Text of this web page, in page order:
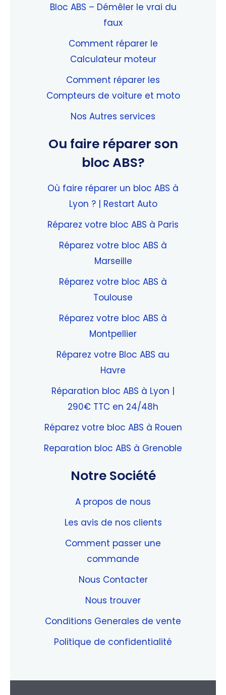
Bloc ABS – Démêler le vrai du
faux
Comment réparer le
Calculateur moteur
Comment réparer les
Compteurs de voiture et moto
Nos Autres services
Ou faire réparer son
bloc ABS?
Où faire réparer un bloc ABS à
Lyon ? | Restart Auto
Réparez votre bloc ABS à Paris
Réparez votre bloc ABS à
Marseille
Réparez votre bloc ABS à
Toulouse
Réparez votre bloc ABS à
Montpellier
Réparez votre Bloc ABS au
Havre
Réparation bloc ABS à Lyon |
290€ TTC en 24/48h
Réparez votre bloc ABS à Rouen
Reparation bloc ABS à Grenoble
Notre Société
A propos de nous
Les avis de nos clients
Comment passer une
commande
Nous Contacter
Nous trouver
Conditions Generales de vente
Politique de confidentialité